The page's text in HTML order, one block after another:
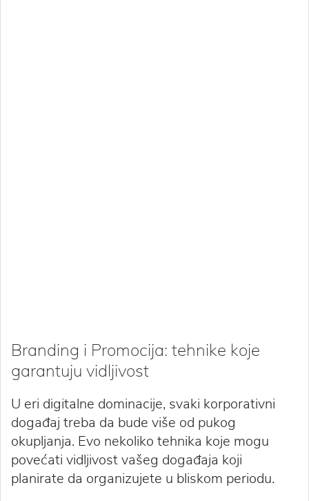
Branding i Promocija: tehnike koje
garantuju vidljivost
U eri digitalne dominacije, svaki korporativni
događaj treba da bude više od pukog
okupljanja. Evo nekoliko tehnika koje mogu
povećati vidljivost vašeg događaja koji
planirate da organizujete u bliskom periodu.